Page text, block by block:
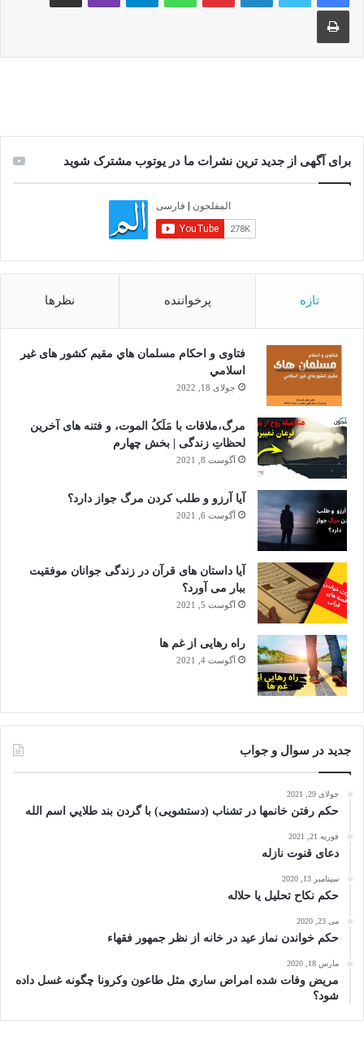
چاپ
برای آگهی از جدید ترین نشرات ما در یوتوب مشترک شوید
تازه پرخواننده نظرها
فتاوى و احكام مسلمان هاي مقيم كشور هاى غير
اسلامي
جولای 18, 2022
مرگ،ملاقات با مَلَکُ الموت، و فتنه های آخرین
لحظاتِ زندگی | بخش چهارم
آگوست 8, 2021
آیا آرزو و طلب کردن مرگ جواز دارد؟
آگوست 6, 2021
آیا داستان های قرآن در زندگی جوانان موفقیت
ببار می آورد؟
آگوست 5, 2021
راه رهایی از غم ها
آگوست 4, 2021
جدید در سوال و جواب
جولای 29, 2021
حکم رفتن خانمها در تشناب (دستشویی) با گردن بند طلايي اسم الله
فوریه 21, 2021
دعای قنوت نازله
سپتامبر 13, 2020
حکم نکاح تحلیل یا حلاله
می 23, 2020
حكم خواندن نماز عيد در خانه از نظر جمهور فقهاء
مارس 18, 2020
مریض وفات شده امراض ساري مثل طاعون وكرونا چگونه غسل داده
شود؟